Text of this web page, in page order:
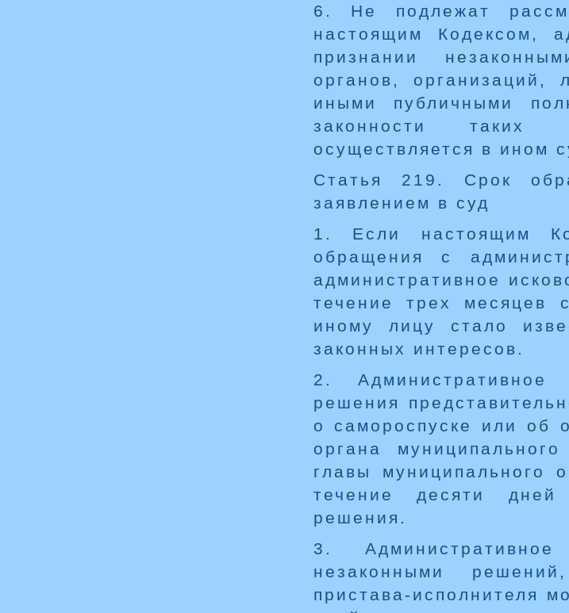
6. Не подлежат
настоящим Кодексом,
признании
органов, организаций,
иными публичными
законности таких
осуществляется в ином
Статья 219. Срок
заявлением в суд
1. Если настоящим
обращения с
административное
течение трех месяцев
иному лицу стало
законных интересов.
2. Административное
решения
о самороспуске или об
органа
главы муниципального
течение десяти дней
решения.
3.
незаконными
пристава-исполнителя